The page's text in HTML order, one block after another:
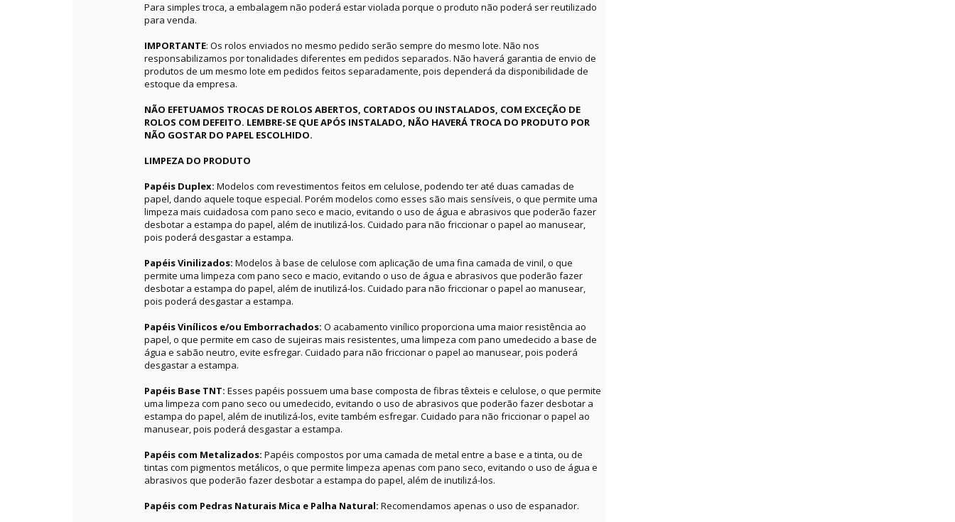
Para simples troca, a embalagem não poderá estar violada porque o produto não poderá ser reutilizado
para venda.
IMPORTANTE: Os rolos enviados no mesmo pedido serão sempre do mesmo lote. Não nos
responsabilizamos por tonalidades diferentes em pedidos separados. Não haverá garantia de envio de
produtos de um mesmo lote em pedidos feitos separadamente, pois dependerá da disponibilidade de
estoque da empresa.
NÃO EFETUAMOS TROCAS DE ROLOS ABERTOS, CORTADOS OU INSTALADOS, COM EXCEÇÃO DE
ROLOS COM DEFEITO. LEMBRE-SE QUE APÓS INSTALADO, NÃO HAVERÁ TROCA DO PRODUTO POR
NÃO GOSTAR DO PAPEL ESCOLHIDO.
LIMPEZA DO PRODUTO
Papéis Duplex: Modelos com revestimentos feitos em celulose, podendo ter até duas camadas de
papel, dando aquele toque especial. Porém modelos como esses são mais sensíveis, o que permite uma
limpeza mais cuidadosa com pano seco e macio, evitando o uso de água e abrasivos que poderão fazer
desbotar a estampa do papel, além de inutilizá-los. Cuidado para não friccionar o papel ao manusear,
pois poderá desgastar a estampa.
Papéis Vinilizados: Modelos à base de celulose com aplicação de uma fina camada de vinil, o que
permite uma limpeza com pano seco e macio, evitando o uso de água e abrasivos que poderão fazer
desbotar a estampa do papel, além de inutilizá-los. Cuidado para não friccionar o papel ao manusear,
pois poderá desgastar a estampa.
Papéis Vinílicos e/ou Emborrachados: O acabamento vinílico proporciona uma maior resistência ao
papel, o que permite em caso de sujeiras mais resistentes, uma limpeza com pano umedecido a base de
água e sabão neutro, evite esfregar. Cuidado para não friccionar o papel ao manusear, pois poderá
desgastar a estampa.
Papéis Base TNT: Esses papéis possuem uma base composta de fibras têxteis e celulose, o que permite
uma limpeza com pano seco ou umedecido, evitando o uso de abrasivos que poderão fazer desbotar a
estampa do papel, além de inutilizá-los, evite também esfregar. Cuidado para não friccionar o papel ao
manusear, pois poderá desgastar a estampa.
Papéis com Metalizados: Papéis compostos por uma camada de metal entre a base e a tinta, ou de
tintas com pigmentos metálicos, o que permite limpeza apenas com pano seco, evitando o uso de água e
abrasivos que poderão fazer desbotar a estampa do papel, além de inutilizá-los.
Papéis com Pedras Naturais Mica e Palha Natural: Recomendamos apenas o uso de espanador.